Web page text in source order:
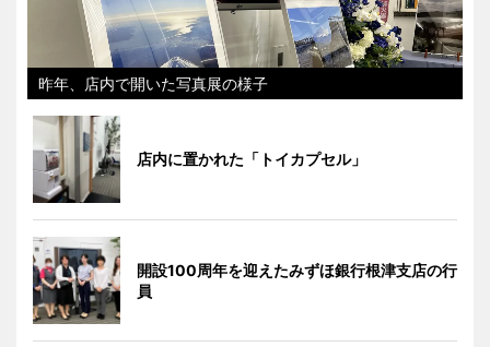
昨年、店内で開いた写真展の様子
店内に置かれた「トイカプセル」
開設100周年を迎えたみずほ銀行根津支店の行
員